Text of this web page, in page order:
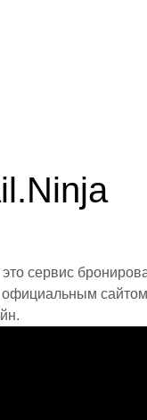
сервис
официальным